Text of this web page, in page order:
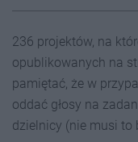
236 projektów, na
opublikowanych na
pamiętać, że w
oddać głosy na
dzielnicy (nie musi to